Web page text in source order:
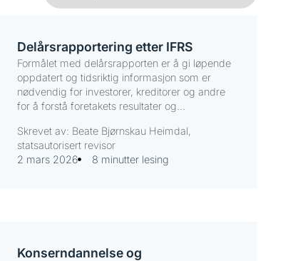
Delårsrapportering etter IFRS
Formålet med delårsrapporten er å gi løpende
oppdatert og tidsriktig informasjon som er
nødvendig for investorer, kreditorer og andre
for å forstå foretakets resultater og...
Skrevet av: Beate Bjørnskau Heimdal,
statsautorisert revisor
2 mars 2026
8 minutter lesing
Konserndannelse og